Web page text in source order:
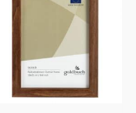
€14,95
kan